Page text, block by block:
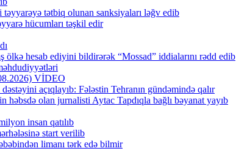
tətbiq olunan sanksiyaları ləğv edib
hücumları təşkil edir
ölkə hesab ediyini bildirərək “Mossad” iddialarını rədd edib
VİDEO
açıqlayıb: Fələstin Tehranın gündəmində qalır
olan jurnalisti Aytac Tapdıqla bağlı bəyanat yayıb
insan qatılıb
start verilib
limanı tərk edə bilmir